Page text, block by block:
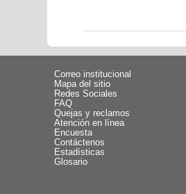
Correo institucional
Mapa del sitio
Redes Sociales
FAQ
Quejas y reclamos
Atención en línea
Encuesta
Contáctenos
Estadísticas
Glosario